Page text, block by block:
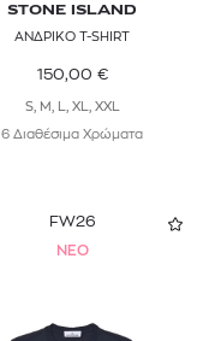
STONE ISLAND
ΑΝΔΡΙΚΟ T-SHIRT
150,00 €
S, M, L, XL, XXL
6 Διαθέσιμα Χρώματα
FW26
NEO